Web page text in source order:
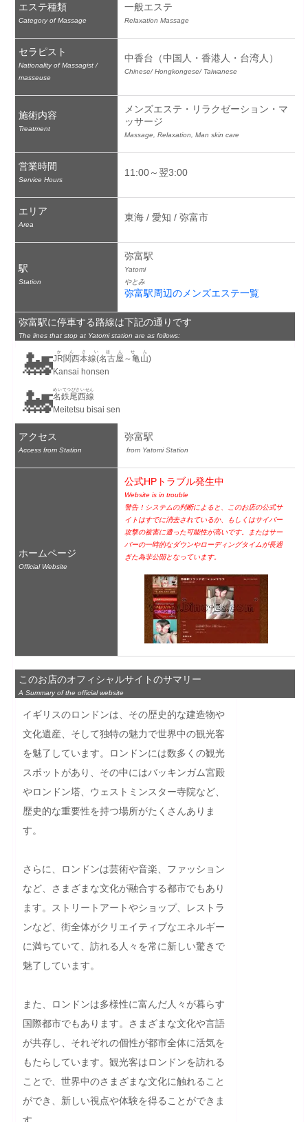
エステ種類
Category of Massage
一般エステ
Relaxation Massage
セラピスト
Nationality of Massagist /
masseuse
中香台（中国人・香港人・台湾人）
Chinese/ Hongkongese/ Taiwanese
施術内容
Treatment
メンズエステ・リラクゼーション・マ
ッサージ
Massage, Relaxation, Man skin care
営業時間
Service Hours
11:00～翌3:00
エリア
Area
東海 / 愛知 / 弥富市
駅
Station
弥富駅
Yatomi
やとみ
弥富駅周辺のメンズエステ一覧
弥富駅に停車する路線は下記の通りです
The lines that stop at Yatomi station are as follows:
🚂JR関西本線(名古屋～亀山)
かんさいほんせん
Kansai honsen
🚂名鉄尾西線
めいてつびさいせん
Meitetsu bisai sen
アクセス
Access from Station
弥富駅
from Yatomi Station
ホームページ
Official Website
公式HPトラブル発生中
Website is in trouble
警告！システムの判断によると、このお店の公式サ
イトはすでに消去されているか、もしくはサイバー
攻撃の被害に遭った可能性が高いです。またはサー
バーの一時的なダウンやローディングタイムが長過
ぎた為非公開となっています。
このお店のオフィシャルサイトのサマリー
A Summary of the official website
イギリスのロンドンは、その歴史的な建造物や
文化遺産、そして独特の魅力で世界中の観光客
を魅了しています。ロンドンには数多くの観光
スポットがあり、その中にはバッキンガム宮殿
やロンドン塔、ウェストミンスター寺院など、
歴史的な重要性を持つ場所がたくさんありま
す。
さらに、ロンドンは芸術や音楽、ファッション
など、さまざまな文化が融合する都市でもあり
ます。ストリートアートやショップ、レストラ
ンなど、街全体がクリエイティブなエネルギー
に満ちていて、訪れる人々を常に新しい驚きで
魅了しています。
また、ロンドンは多様性に富んだ人々が暮らす
国際都市でもあります。さまざまな文化や言語
が共存し、それぞれの個性が都市全体に活気を
もたらしています。観光客はロンドンを訪れる
ことで、世界中のさまざまな文化に触れること
ができ、新しい視点や体験を得ることができま
す。